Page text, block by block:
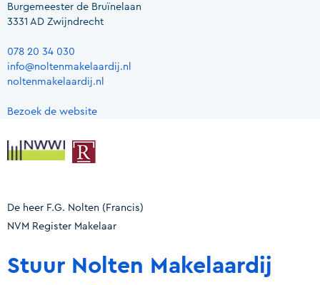
Burgemeester de Bruïnelaan
3331 AD Zwijndrecht
078 20 34 030
info@noltenmakelaardij.nl
noltenmakelaardij.nl
Bezoek de website
De heer F.G. Nolten (Francis)
NVM Register Makelaar
Stuur Nolten Makelaardij